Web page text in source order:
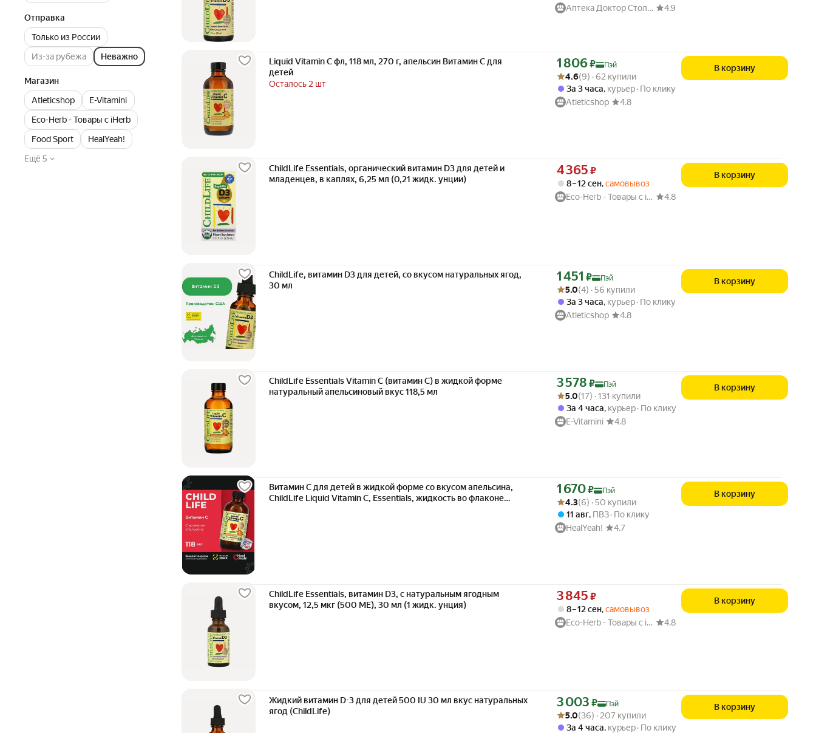
Отправка
Только из России
Из-за рубежа
Неважно
Магазин
Atleticshop
E-Vitamini
Eco-Herb - Товары с iHerb
Food Sport
HealYeah!
Ещё 5
Аптека Доктор Столетов
4.9
Liquid Vitamin C фл, 118 мл, 270 г, апельсин Витамин С для
детей
Осталось 2 шт
Цена с картой Яндекс Пэй 1806 ₽ вместо
1 806₽
Пэй
Рейтинг товара: 4.6 из 5
Оценок: (9) · 62 купили
4.6(9) · 62 купили
За 3 часа, курьер По клику
Atleticshop
4.8
В корзину
ChildLife Essentials, органический витамин D3 для детей и
младенцев, в каплях, 6,25 мл (0,21 жидк. унции)
Цена 4365 ₽ вместо
4 365 ₽
8 – 12 сен,самовывоз
Eco-Herb - Товары с iHerb
4.8
В корзину
ChildLife, витамин D3 для детей, со вкусом натуральных ягод,
30 мл
Цена с картой Яндекс Пэй 1451 ₽ вместо
1 451 ₽
Пэй
Рейтинг товара: 5.0 из 5
Оценок: (4) · 56 купили
5.0(4) · 56 купили
За 3 часа, курьер По клику
Atleticshop
4.8
В корзину
ChildLife Essentials Vitamin C (витамин C) в жидкой форме
натуральный апельсиновый вкус 118,5 мл
Цена с картой Яндекс Пэй 3578 ₽ вместо
3 578 ₽
Пэй
Рейтинг товара: 5.0 из 5
Оценок: (17) · 131 купили
5.0(17) · 131 купили
За 4 часа, курьер По клику
E-Vitamini
4.8
В корзину
Витамин С для детей в жидкой форме со вкусом апельсина,
ChildLife Liquid Vitamin C, Essentials, жидкость во флаконе
Цена с картой Яндекс Пэй 1670 ₽ вместо
1 670₽
Пэй
Рейтинг товара: 4.3 из 5
Оценок: (6) · 50 купили
4.3(6) · 50 купили
11 авг, ПВЗ По клику
HealYeah!
4.7
В корзину
ChildLife Essentials, витамин D3, с натуральным ягодным
вкусом, 12,5 мкг (500 МЕ), 30 мл (1 жидк. унция)
Цена 3845 ₽ вместо
3 845 ₽
8 – 12 сен,самовывоз
Eco-Herb - Товары с iHerb
4.8
В корзину
Жидкий витамин D-3 для детей 500 IU 30 мл вкус натуральных
ягод (ChildLife)
Цена с картой Яндекс Пэй 3003 ₽ вместо
3 003 ₽
Пэй
Рейтинг товара: 5.0 из 5
Оценок: (36) · 207 купили
5.0(36) · 207 купили
За 4 часа, курьер По клику
В корзину